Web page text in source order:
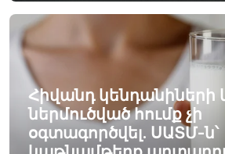
Հիվանդ կենդանիների
ներմուծված հումք չի
օգտագործվել. ՍԱՏՄ-ն՝